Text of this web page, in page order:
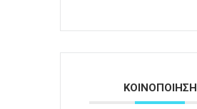
ΚΟΙΝΟΠΟΙΗΣΗ